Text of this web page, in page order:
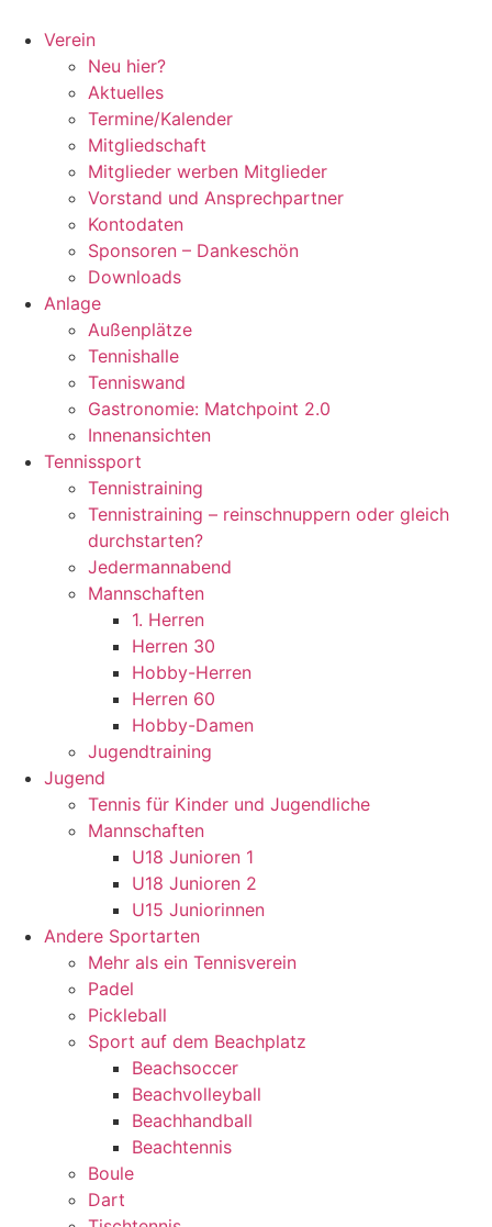
Inhalt
springen
Verein
Neu hier?
Aktuelles
Termine/Kalender
Mitgliedschaft
Mitglieder werben Mitglieder
Vorstand und Ansprechpartner
Kontodaten
Sponsoren – Dankeschön
Downloads
Anlage
Außenplätze
Tennishalle
Tenniswand
Gastronomie: Matchpoint 2.0
Innenansichten
Tennissport
Tennistraining
Tennistraining – reinschnuppern oder gleich
durchstarten?
Jedermannabend
Mannschaften
1. Herren
Herren 30
Hobby-Herren
Herren 60
Hobby-Damen
Jugendtraining
Jugend
Tennis für Kinder und Jugendliche
Mannschaften
U18 Junioren 1
U18 Junioren 2
U15 Juniorinnen
Andere Sportarten
Mehr als ein Tennisverein
Padel
Pickleball
Sport auf dem Beachplatz
Beachsoccer
Beachvolleyball
Beachhandball
Beachtennis
Boule
Dart